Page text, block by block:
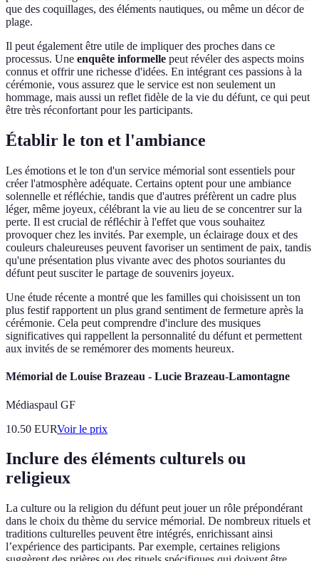
que des coquillages, des éléments nautiques, ou même un décor de
plage.
Il peut également être utile de impliquer des proches dans ce
processus. Une enquête informelle peut révéler des aspects moins
connus et offrir une richesse d'idées. En intégrant ces passions à la
cérémonie, vous assurez que le service est non seulement un
hommage, mais aussi un reflet fidèle de la vie du défunt, ce qui peut
être très réconfortant pour les participants.
Établir le ton et l'ambiance
Les émotions et le ton d'un service mémorial sont essentiels pour
créer l'atmosphère adéquate. Certains optent pour une ambiance
solennelle et réfléchie, tandis que d'autres préfèrent un cadre plus
léger, même joyeux, célébrant la vie au lieu de se concentrer sur la
perte. Il est crucial de réfléchir à l'effet que vous souhaitez
provoquer chez les invités. Par exemple, un éclairage doux et des
couleurs chaleureuses peuvent favoriser un sentiment de paix, tandis
qu'une présentation plus vivante avec des photos souriantes du
défunt peut susciter le partage de souvenirs joyeux.
Une étude récente a montré que les familles qui choisissent un ton
plus festif rapportent un plus grand sentiment de fermeture après la
cérémonie. Cela peut comprendre d'inclure des musiques
significatives qui rappellent la personnalité du défunt et permettent
aux invités de se remémorer des moments heureux.
Mémorial de Louise Brazeau - Lucie Brazeau-Lamontagne
Médiaspaul GF
10.50 EURVoir le prix
Inclure des éléments culturels ou
religieux
La culture ou la religion du défunt peut jouer un rôle prépondérant
dans le choix du thème du service mémorial. De nombreux rituels et
traditions culturelles peuvent être intégrés, enrichissant ainsi
l’expérience des participants. Par exemple, certaines religions